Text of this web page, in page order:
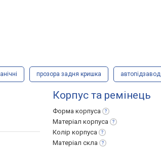
прозора задня кришка автопідзавод
Корпус та ремінець
Форма корпуса
Матеріал корпуса
Колір корпуса
Матеріал скла